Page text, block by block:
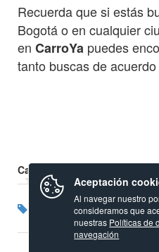
Recuerda que si estás
Bogotá o en cualquier
en CarroYa puedes
tanto buscas de
Calificación:
Motor Chevrolet
Aceptación
Al navegar nuestro
consideramos que
nuestras Políticas de
navegación